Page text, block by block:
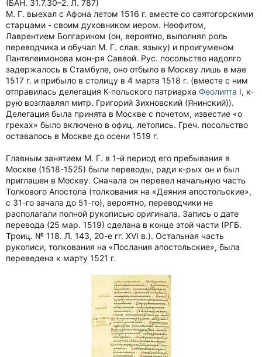
(БАН. 31.7.30–2. Л. 787)
М. Г. выехал с Афона летом 1516 г. вместе со святогорскими
старцами - своим духовником иером. Неофитом,
Лаврентием Болгарином (он, вероятно, выполнял роль
переводчика и обучал М. Г. слав. языку) и проигуменом
Пантелеимонова мон-ря Саввой. Рус. посольство надолго
задержалось в Стамбуле, оно отбыло в Москву лишь в мае
1517 г. и прибыло в столицу в 4 марта 1518 г. (вместе с ним
отправилась делегация К-польского патриарха Феолипта I, к-
рую возглавлял митр. Григорий Зихновский (Янинский)).
Делегация была принята в Москве с почетом, известие «о
греках» было включено в офиц. летопись. Греч. посольство
оставалось в Москве до осени 1519 г.
Главным занятием М. Г. в 1-й период его пребывания в
Москве (1518-1525) были переводы, ради к-рых он и был
приглашен в Москву. Сначала он перевел начальную часть
Толкового Апостола (толкования на «Деяния апостольские»,
с 31-го зачала до 51-го), вероятно, переводчики не
располагали полной рукописью оригинала. Запись о дате
перевода (25 мар. 1519) сделана в конце этой части (РГБ.
Троиц. № 118. Л. 143, 20-е гг. ХVI в.). Остальная часть
рукописи, толкования на «Послания апостольские», была
переведена к марту 1521 г.